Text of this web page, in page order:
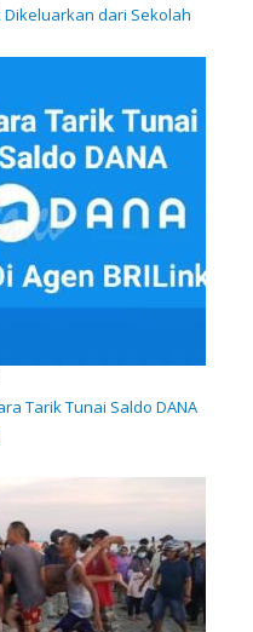
Dikeluarkan dari Sekolah
Tarik Tunai Saldo DANA